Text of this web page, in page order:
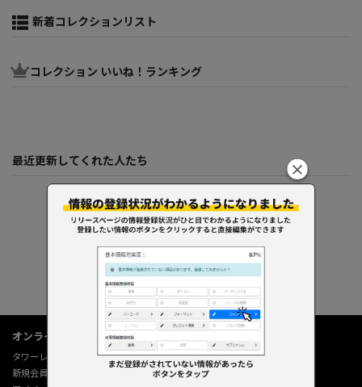
新着コレクションリスト
コレクション いいね！ランキング
最近更新してくれた人たち
オンラインショップ情報
タワーレコード オンライン
新規会員登録